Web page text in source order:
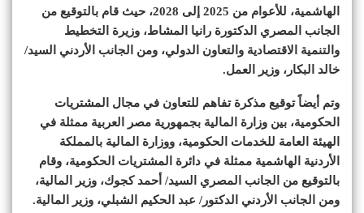
الهاشمية، للأعوام من 2025 إلى 2028، حيث قام بالتوقيع من
الجانب المصري الدكتورة رانيا المشاط، وزيرة التخطيط
والتنمية الاقتصادية والتعاون الدولي، ومن الجانب الأردني السيد/
خالد البكار، وزير العمل.
وتم أيضاً توقيع مذكرة تفاهم للتعاون في مجال المشتريات
الحكومية، بين وزارة المالية بجمهورية مصر العربية ممثلة في
الهيئة العامة للخدمات الحكومية، ووزارة المالية بالمملكة
الأردنية الهاشمية ممثلة في دائرة المشتريات الحكومية، وقام
بالتوقيع من الجانب المصري السيد/ أحمد كجوك، وزير المالية،
ومن الجانب الأردني الدكتور/ عبد الحكيم الشبلي، وزير المالية.